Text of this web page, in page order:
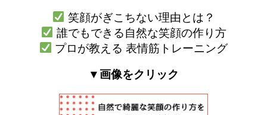
笑顔がぎこちない理由とは？
誰でもできる自然な笑顔の作り方
プロが教える 表情筋トレーニング
▼画像をクリック